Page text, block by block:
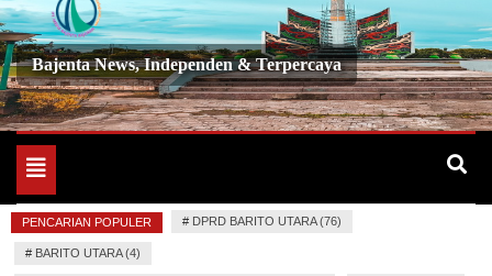
Bajenta News, Independen & Terpercaya
Toggle
navigation
PENCARIAN POPULER # DPRD BARITO UTARA (76)
# BARITO UTARA (4)